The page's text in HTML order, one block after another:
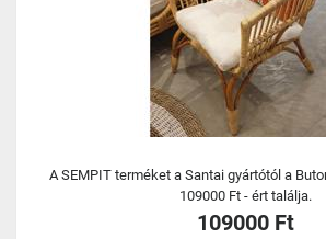
A SEMPIT terméket a Santai gyártótól a
109000 Ft - ért találja.
109000 Ft